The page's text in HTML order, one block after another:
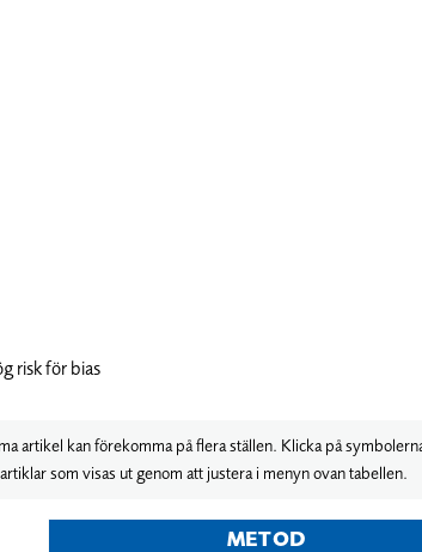
risk för bias
artikel kan förekomma på flera ställen. Klicka på
som visas ut genom att justera i menyn ovan tabellen.
METOD